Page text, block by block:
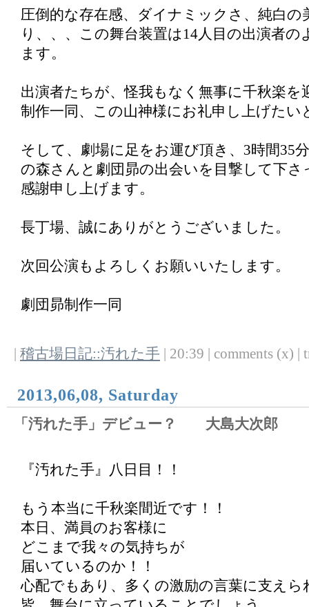
圧倒的な存在感、ダイナミックさ、純白の
り、、、この舞台装置は14人目の出演者
ます。
出演者たちが、怪我もなく無事に千秋楽を
制作一同、この山神様にお礼申し上げたい
そして、劇場に足をお運び頂き、3時間35
の森さんと劇団昴の出会いを目撃して下さ
感謝申し上げます。
長丁場、誠にありがとうございました。
次回公演もよろしくお願いいたします。
劇団昴制作一同
稽古場日記::汚れた手 | 20:39 | comments (x) |
2013,06,08, Saturday
「汚れた手」デビュー？ 大島大次郎
『汚れた手』八日目！！
もう本当に千秋楽間近です！！
本日、満員のお客様に
どこまで我々の気持ちが
届いているのか！！
心配でもあり、多くの激励の言葉に支えら